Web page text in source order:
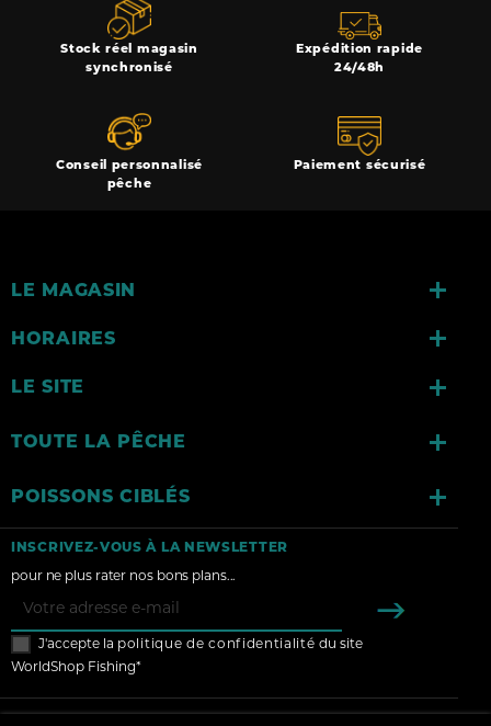
Stock réel magasin
synchronisé
Expédition rapide
24/48h
Conseil personnalisé
pêche
Paiement sécurisé
LE MAGASIN 
HORAIRES 
LE SITE 
TOUTE LA PÊCHE 
POISSONS CIBLÉS 
INSCRIVEZ-VOUS À LA NEWSLETTER
pour ne plus rater nos bons plans...
J'accepte la politique de confidentialité du site
WorldShop Fishing*